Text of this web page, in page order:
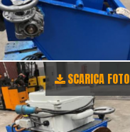
SCARICA FOTO